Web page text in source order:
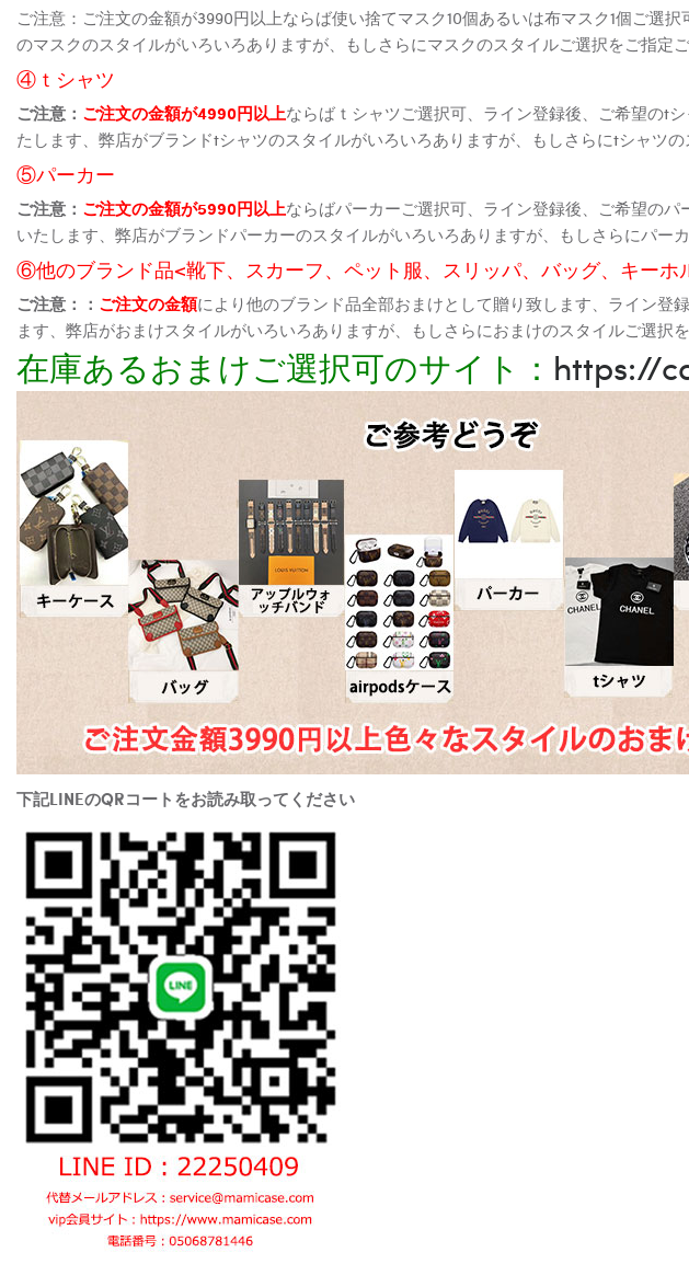
ご注意：ご注文の金額が3990円以上ならば使い捨てマスク10個あるいは布マスク1個ご
のマスクのスタイルがいろいろありますが、もしさらにマスクのスタイルご選択をご指定
④ｔシャツ
ご注意： ご注文の金額が4990円以上ならばｔシャツご選択可、ライン登録後、ご希望のt
たします、弊店がブランドtシャツのスタイルがいろいろありますが、もしさらにtシャツ
⑤パーカー
ご注意： ご注文の金額が5990円以上ならばパーカーご選択可、ライン登録後、ご希望の
いたします、弊店がブランドパーカーのスタイルがいろいろありますが、もしさらにパ
⑥他のブランド品<靴下、スカーフ、ペット服、スリッパ、バッグ、キーホ
ご注意：： ご注文の金額により他のブランド品全部おまけとして贈り致します、ライン登
ます、弊店がおまけスタイルがいろいろありますが、もしさらにおまけのスタイルご選
在庫あるおまけご選択可のサイト： https://
下記LINEのQRコートをお読み取ってください